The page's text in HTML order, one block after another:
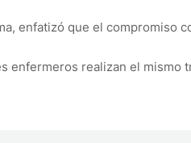
enfatizó que el compromiso
enfermeros realizan el mismo